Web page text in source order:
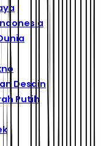
Desain
Putih